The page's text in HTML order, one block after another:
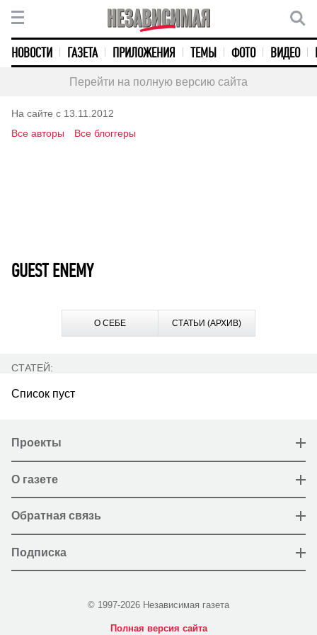
НОВОСТИ ГАЗЕТА ПРИЛОЖЕНИЯ ТЕМЫ ФОТО ВИДЕО
Перейти на полную версию сайта
На сайте с 13.11.2012
Все авторы
Все блоггеры
GUEST ENEMY
О СЕБЕ СТАТЬИ (АРХИВ)
СТАТЕЙ:
Список пуст
Проекты
О газете
Обратная связь
Подписка
© 1997-2026 Независимая газета
Полная версия сайта